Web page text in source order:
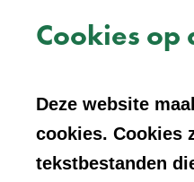
Cookies op
Deze website
cookies. Cookies
tekstbestanden